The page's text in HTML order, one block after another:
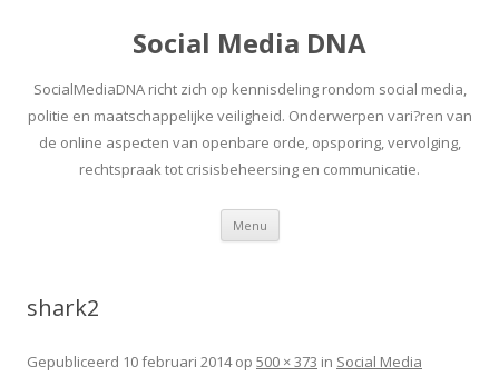
Social Media DNA
SocialMediaDNA richt zich op kennisdeling rondom social media,
politie en maatschappelijke veiligheid. Onderwerpen vari?ren van
de online aspecten van openbare orde, opsporing, vervolging,
rechtspraak tot crisisbeheersing en communicatie.
Menu Spring
inhoud
shark2
Gepubliceerd 10 februari 2014op 500 × 373 in Social Media